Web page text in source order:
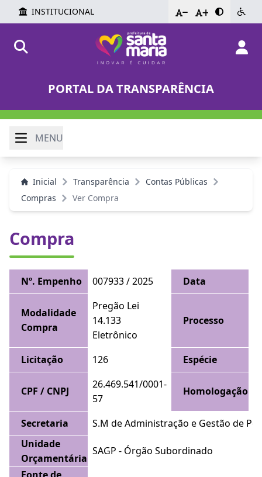
INSTITUCIONAL - +
PORTAL DA TRANSPARÊNCIA
MENU
Inicial Transparência
Contas Públicas
Compras
Ver Compra
Compra
Nº. Empenho 007933 / 2025 Data
Modalidade
Compra
Pregão Lei
14.133
Eletrônico
Processo
Licitação 126 Espécie
CPF / CNPJ
26.469.541/0001-
57
Homologação
Secretaria
S.M de Administração e Gestão de
Unidade
Orçamentária
SAGP - Órgão Subordinado